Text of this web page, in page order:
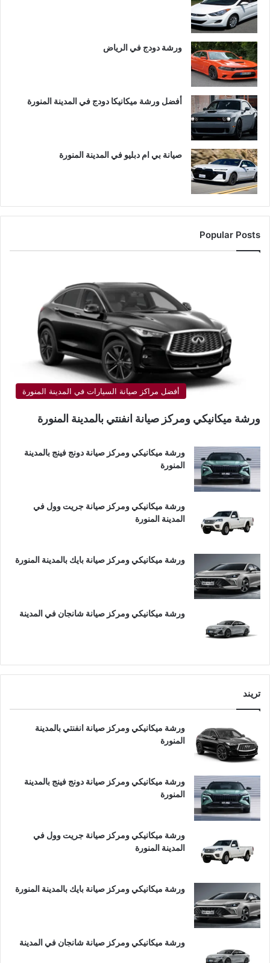
ورشة دودج في الرياض
أفضل ورشة ميكانيكا دودج في المدينة المنورة
صيانة بي ام دبليو في المدينة المنورة
Popular Posts
أفضل مراكز صيانة السيارات في المدينة المنورة
ورشة ميكانيكي ومركز صيانة انفنتي بالمدينة المنورة
ورشة ميكانيكي ومركز صيانة دونج فينج بالمدينة
المنورة
ورشة ميكانيكي ومركز صيانة جريت وول في
المدينة المنورة
ورشة ميكانيكي ومركز صيانة بايك بالمدينة المنورة
ورشة ميكانيكي ومركز صيانة شانجان في المدينة
تريند
ورشة ميكانيكي ومركز صيانة انفنتي بالمدينة
المنورة
ورشة ميكانيكي ومركز صيانة دونج فينج بالمدينة
المنورة
ورشة ميكانيكي ومركز صيانة جريت وول في
المدينة المنورة
ورشة ميكانيكي ومركز صيانة بايك بالمدينة المنورة
ورشة ميكانيكي ومركز صيانة شانجان في المدينة